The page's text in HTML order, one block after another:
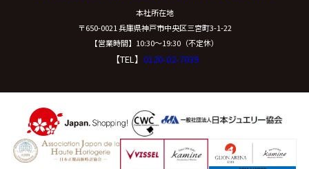
（８）本人が容易に認識できない方法による個
人情報の取得
おりません。
（９）個人情報の安全管理措置について
本社所在地
〒650-0021 兵庫県神戸市中央区三宮町3-1-22
【営業時間】10:30〜19:30（不定休）
【TEL】 0120-02-7039